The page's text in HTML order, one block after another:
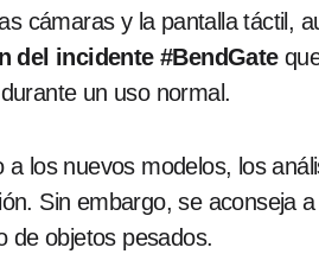
cámaras y la pantalla táctil,
del incidente #BendGate
un uso normal.
a los nuevos modelos, los
Sin embargo, se aconseja
de objetos pesados.